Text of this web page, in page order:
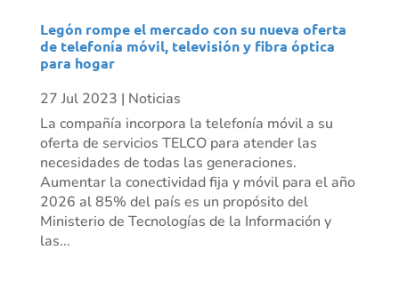
Legón rompe el mercado con su nueva oferta
de telefonía móvil, televisión y fibra óptica
para hogar
27 Jul 2023 | Noticias
La compañía incorpora la telefonía móvil a su
oferta de servicios TELCO para atender las
necesidades de todas las generaciones.
Aumentar la conectividad fija y móvil para el año
2026 al 85% del país es un propósito del
Ministerio de Tecnologías de la Información y
las...